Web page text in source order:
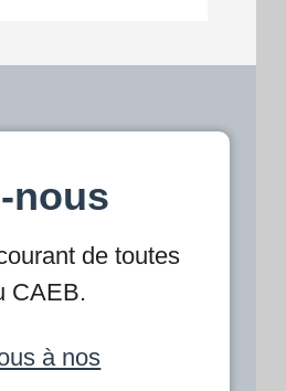
nous
de toutes
CAEB.
à nos